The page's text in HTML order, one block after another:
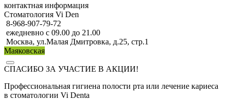
контактная информация
Стоматология Vi Den
8-968-907-79-72
ежедневно с 09.00 до 21.00
Москва, ул.Малая Дмитровка, д.25, стр.1
Маяковская
СПАСИБО ЗА УЧАСТИЕ В АКЦИИ!
Профессиональная гигиена полости рта или лечение кариеса
в стоматологии Vi Denta